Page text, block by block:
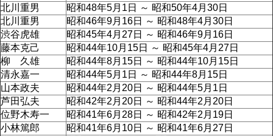
北川重男
昭和48年5月1日 ～ 昭和50年4月30日
北川重男
昭和46年9月16日 ～ 昭和48年4月30日
渋谷虎雄
昭和45年4月27日 ～ 昭和46年9月16日
藤本克己
昭和44年10月15日 ～ 昭和45年4月27日
柳 久雄
昭和44年8月15日 ～ 昭和44年10月15日
清永嘉一
昭和44年5月1日 ～ 昭和44年8月15日
山本政夫
昭和44年2月20日 ～ 昭和44年5月1日
芦田弘夫
昭和42年2月20日 ～ 昭和44年2月20日
位野木寿一
昭和41年6月28日 ～ 昭和42年2月19日
小林篤郎
昭和41年6月10日 ～ 昭和41年6月27日